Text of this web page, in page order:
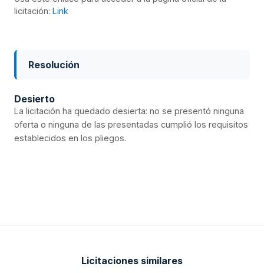
licitación: Link
Resolución
Desierto
La licitación ha quedado desierta: no se presentó ninguna
oferta o ninguna de las presentadas cumplió los requisitos
establecidos en los pliegos.
Licitaciones similares